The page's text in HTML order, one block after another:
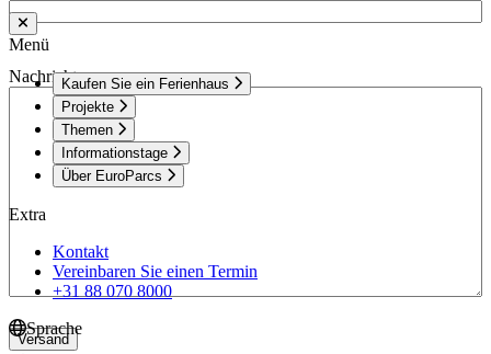
Menü
Kaufen Sie ein Ferienhaus
Projekte
Themen
Informationstage
Über EuroParcs
Extra
Kontakt
Vereinbaren Sie einen Termin
+31 88 070 8000
Sprache
Nachricht
Versand